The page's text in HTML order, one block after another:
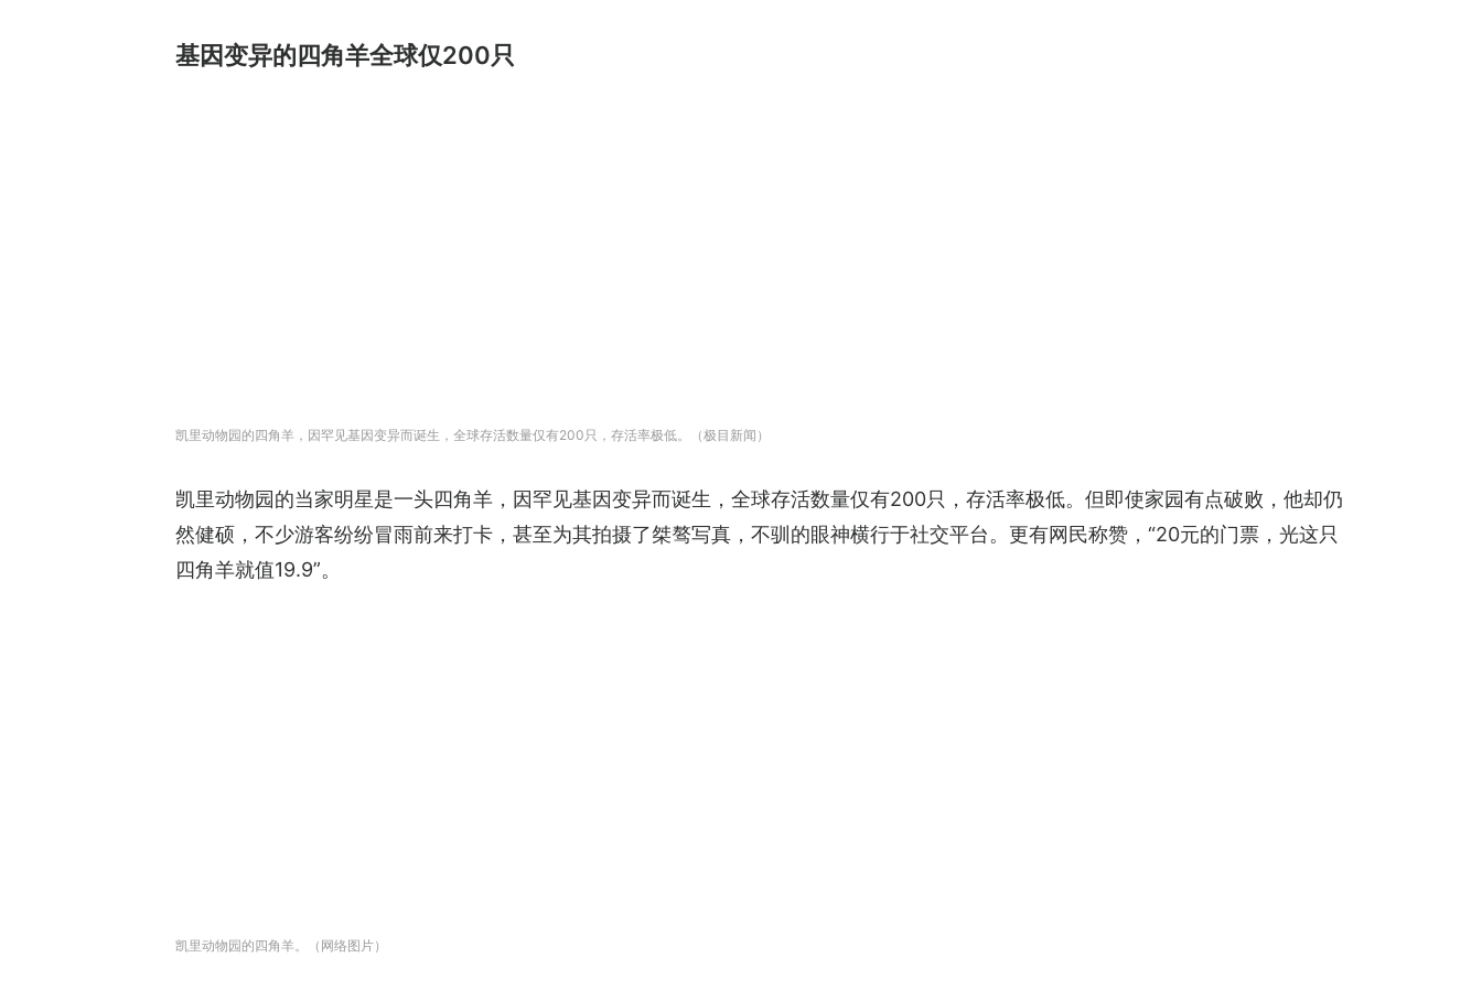
基因变异的四角羊全球仅200只
凯里动物园的四角羊，因罕见基因变异而诞生，全球存活数量仅有200只，存活率极低。（极目新闻）
凯里动物园的当家明星是一头四角羊，因罕见基因变异而诞生，全球存活数量仅有200只，存活率极低。但即使家园有点破败，他却仍
然健硕，不少游客纷纷冒雨前来打卡，甚至为其拍摄了桀骜写真，不驯的眼神横行于社交平台。更有网民称赞，“20元的门票，光这只
四角羊就值19.9”。
凯里动物园的四角羊。（网络图片）